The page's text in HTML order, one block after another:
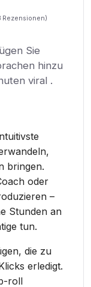
Rezensionen)
Sie
hinzu
viral .
bringen.
oder
–
Stunden an
tun.
die zu
erledigt.
roll